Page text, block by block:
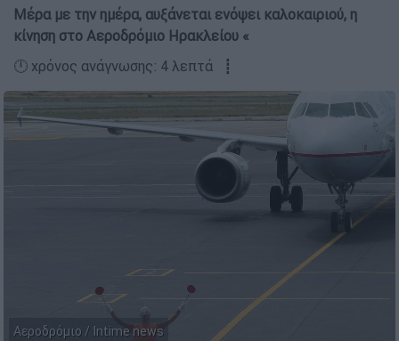
Μέρα με την ημέρα, αυξάνεται ενόψει καλοκαιριού, η
κίνηση στο Αεροδρόμιο Ηρακλείου «
🕛 χρόνος ανάγνωσης: 4 λεπτά ┋
Αεροδρόμιο / Intime news